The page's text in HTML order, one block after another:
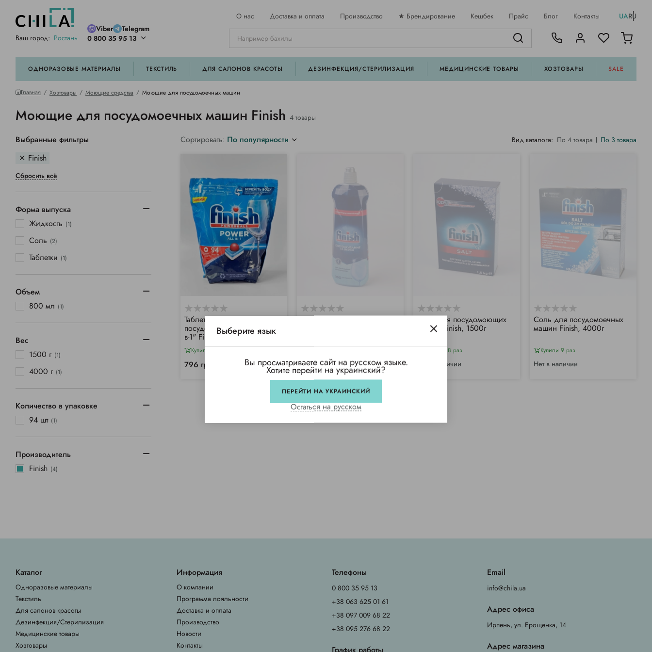
Ваш город: Ростань
Viber
Telegram
0 800 35 95 13
О нас Доставка и оплата Производство ★ Брендирование Кешбек Прайс Блог Контакты UARU
ОДНОРАЗОВЫЕ МАТЕРИАЛЫ ТЕКСТИЛЬ ДЛЯ САЛОНОВ КРАСОТЫ ДЕЗИНФЕКЦИЯ/СТЕРИЛИЗАЦИЯ МЕДИЦИНСКИЕ ТОВАРЫ ХОЗТОВАРЫ SALE
Главная Хозтовары Моющие средства Моющие для посудомоечных машин
Моющие для посудомоечных машин Finish 4 товары
Выбранные фильтры
Finish
Сбросить всё
Форма выпуска
Жидкость (1)
Соль (2)
Таблетки (1)
Объем
800 мл (1)
Вес
1500 г (1)
4000 г (1)
Количество в упаковке
94 шт (1)
Производитель
Finish (4)
Сортировать: По популярности Вид каталога: По 4 товара По 3 товара
Таблетки для
посудомоющих машин "Всё-
в-1" Finish (94 шт/уп)
Купили 44 раза
796 грн/уп
Ополаскиватель для
Нет в наличии
Соль для посудомоющих
машин Finish, 1500г
Купили 28 раз
Нет в наличии
Соль для посудомоечных
машин Finish, 4000г
Купили 9 раз
Нет в наличии
Выберите язык
Вы просматриваете сайт на русском языке.
Хотите перейти на украинский?
ПЕРЕЙТИ НА УКРАИНСКИЙ
Остаться на русском
Каталог
Одноразовые материалы
Текстиль
Для салонов красоты
Дезинфекция/Стерилизация
Медицинские товары
Хозтовары
Информация
О компании
Программа лояльности
Доставка и оплата
Производство
Новости
Контакты
Телефоны
0 800 35 95 13
+38 063 625 01 61
+38 097 009 68 22
+38 095 276 68 22
Email
info@chila.ua
Адрес офиса
Ирпень, ул. Ерощенка, 14
Адрес магазина